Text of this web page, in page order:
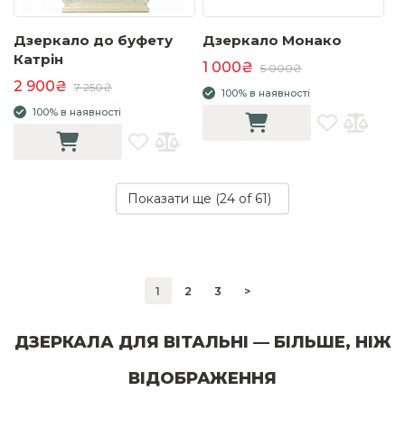
Дзеркало до буфету
Катрін
2 900₴ 7 250₴
100% в наявності
Дзеркало Монако
1 000₴ 5 000₴
100% в наявності
Показати ще (24 of 61)
1 2 3 >
ДЗЕРКАЛА ДЛЯ ВІТАЛЬНІ — БІЛЬШЕ, НІЖ
ВІДОБРАЖЕННЯ